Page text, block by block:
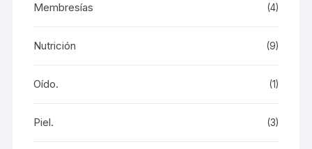
Membresías (4)
Nutrición (9)
Oído. (1)
Piel. (3)